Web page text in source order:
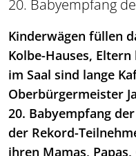
20. Babyempfang
Kinderwägen füllen
Kolbe-Hauses,
im Saal sind lange
Oberbürgermeister
20. Babyempfang
der Rekord-
ihren Mamas,